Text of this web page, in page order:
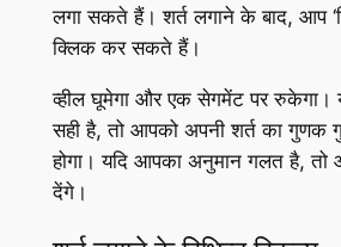
लगा सकते हैं। शर्त लगाने के बाद, आप
क्लिक कर सकते हैं।
व्हील घूमेगा और एक सेगमेंट पर रुकेगा।
सही है, तो आपको अपनी शर्त का गुणक
होगा। यदि आपका अनुमान गलत है, तो
देंगे।